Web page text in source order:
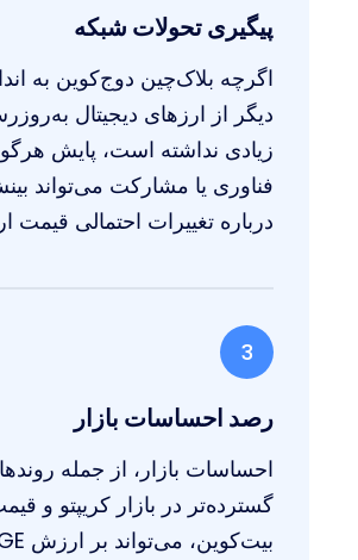
پیگیری تحولات شبکه
اگرچه بلاک‌چین دوج‌کوین به
دیگر از ارزهای دیجیتال
زیادی نداشته است، پایش
فناوری یا مشارکت می‌تواند
درباره تغییرات احتمالی قیمت
3
رصد احساسات بازار
احساسات بازار، از جمله
گسترده‌تر در بازار کریپتو و